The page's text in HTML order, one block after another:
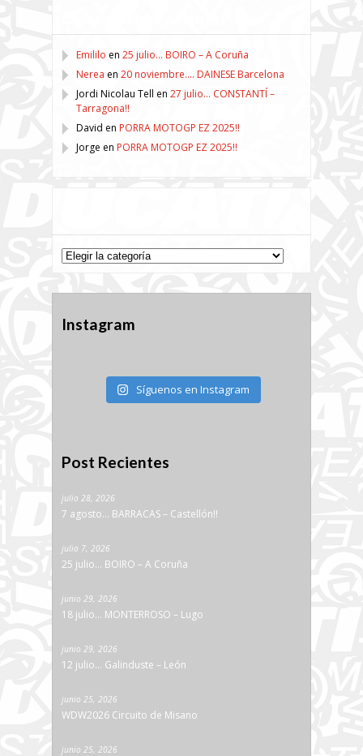
Emililo en 25 julio… BOIRO – A Coruña
Nerea en 20 noviembre…. DAINESE Barcelona
Jordi Nicolau Tell en 27 julio… CONSTANTÍ –
Tarragona!!
David en PORRA MOTOGP EZ 2025!!
Jorge en PORRA MOTOGP EZ 2025!!
Categorías
Instagram
Síguenos en Instagram
Post Recientes
julio 28, 2026
7 agosto… BARRACAS – Castellón!!
julio 7, 2026
25 julio… BOIRO – A Coruña
junio 29, 2026
18 julio… MONTERROSO – Lugo
junio 29, 2026
12 julio… Galinduste – León
junio 25, 2026
WDW2026 Circuito de Misano
junio 25, 2026